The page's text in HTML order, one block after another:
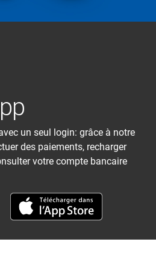
un seul login: grâce à notre
des paiements, recharger
votre compte bancaire